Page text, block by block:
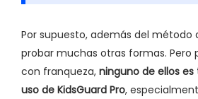
Por supuesto, además del método
probar muchas otras formas.
con franqueza, ninguno de ellos
uso de KidsGuard Pro,